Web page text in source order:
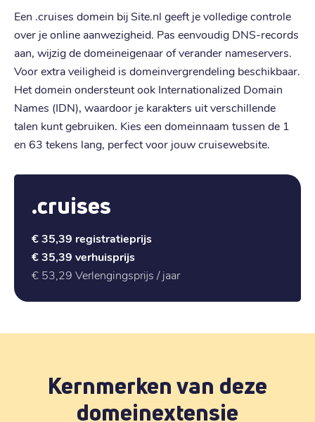
Een .cruises domein bij Site.nl geeft je volledige controle
over je online aanwezigheid. Pas eenvoudig DNS-records
aan, wijzig de domeineigenaar of verander nameservers.
Voor extra veiligheid is domeinvergrendeling beschikbaar.
Het domein ondersteunt ook Internationalized Domain
Names (IDN), waardoor je karakters uit verschillende
talen kunt gebruiken. Kies een domeinnaam tussen de 1
en 63 tekens lang, perfect voor jouw cruisewebsite.
.cruises
€ 35,39 registratieprijs
€ 35,39 verhuisprijs
€ 53,29 Verlengingsprijs / jaar
Kernmerken van deze
domeinextensie